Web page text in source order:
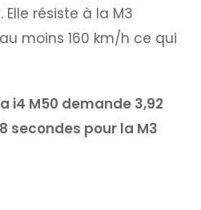
résiste à la M3
moins 160 km/h ce qui
i4 M50 demande 3,92
secondes pour la M3